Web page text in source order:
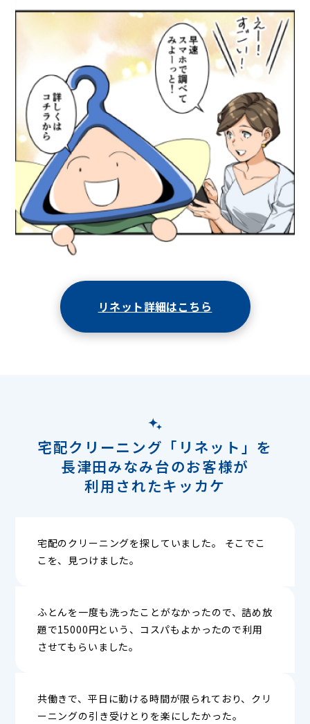
リネット詳細はこちら
宅配クリーニング「リネット」を
長津田みなみ台のお客様が
利用されたキッカケ
宅配のクリーニングを探していました。 そこでこ
こを、見つけました。
ふとんを一度も洗ったことがなかったので、詰め放
題で15000円という、コスパもよかったので利用
させてもらいました。
共働きで、平日に動ける時間が限られており、クリ
ーニングの引き受けとりを楽にしたかった。